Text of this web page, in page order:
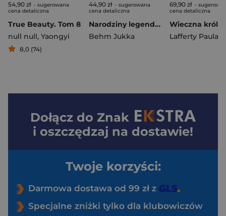
54,90 zł - sugerowana
cena detaliczna
True Beauty. Tom 8
null null, Yaongyi
8,0 (74)
44,90 zł - sugerowana
cena detaliczna
Narodziny legendy. Chłopak, który został piłkarzem. Hammersmith United. Tom 1
Behm Jukka
69,90 zł -
cena detaliczna
Lafferty Paula
Dołącz do Znak
i oszczędzaj na dostawie!
Twoje korzyści:
Darmowa dostawa od 99 zł z
Specjalne zniżki tylko dla klubowiczów